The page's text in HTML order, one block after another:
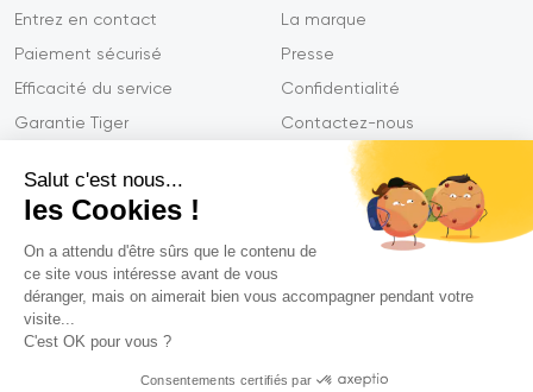
Salut c'est nous...
les Cookies !
On a attendu d'être sûrs que le contenu de
ce site vous intéresse avant de vous
déranger, mais on aimerait bien vous accompagner pendant votre
visite...
C'est OK pour vous ?
Consentements certifiés par
Entrez en contact
Paiement sécurisé
Efficacité du service
Garantie Tiger
La marque
Presse
Confidentialité
Contactez-nous
Mentions légales
Déclarations de conformité